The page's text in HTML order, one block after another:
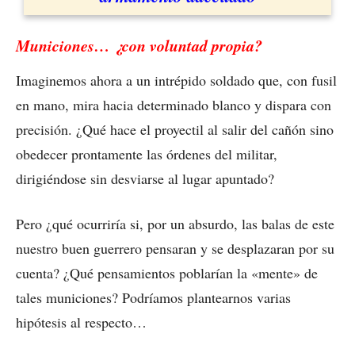
Municiones… ¿con voluntad propia?
Imaginemos ahora a un intrépido soldado que, con fusil
en mano, mira hacia determinado blanco y dispara con
precisión. ¿Qué hace el proyectil al salir del cañón sino
obedecer prontamente las órdenes del militar,
dirigiéndose sin desviarse al lugar apuntado?
Pero ¿qué ocurriría si, por un absurdo, las balas de este
nuestro buen guerrero pensaran y se desplazaran por su
cuenta? ¿Qué pensamientos poblarían la «mente» de
tales municiones? Podríamos plantearnos varias
hipótesis al respecto…